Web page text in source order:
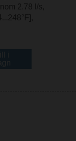
2.78 l/s,